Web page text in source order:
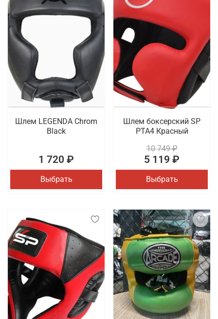
Шлем LEGENDA Chrom
Black
1 720 ₽
Выбрать
Шлем боксерский SP
PTA4 Красный
10 749 ₽
5 119 ₽
Выбрать